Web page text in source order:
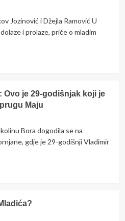
Jozinović i Džejla Ramović U
i prolaze, priče o mladim
Ovo je 29-godišnjak koji je
Maju
Bora dogodila se na
gdje je 29-godišnji Vladimir